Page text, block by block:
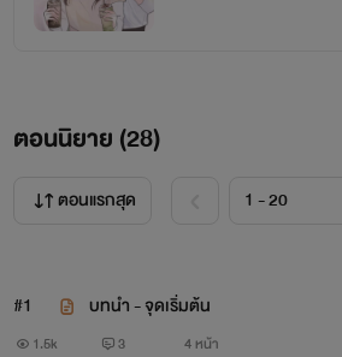
ตอนนิยาย (28)
ตอนแรกสุด
#1 บทนำ - จุดเริ่มต้น
1.5k 3 4 หน้า